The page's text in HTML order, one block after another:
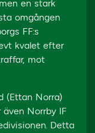
en stark
omgången
FF:s
kvalet efter
mot
(Ettan Norra)
även Norrby IF
Detta